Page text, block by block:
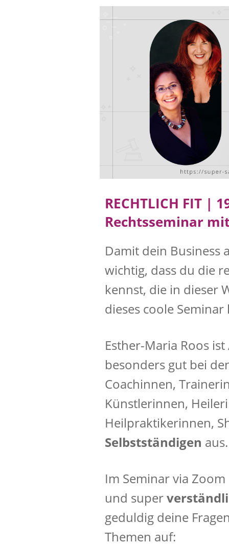
RECHTLICH FIT |
Rechtsseminar
Damit dein Business
wichtig, dass du die
kennst, die in dieser
dieses coole
Esther-Maria Roos
besonders gut bei
Coachinnen,
Künstlerinnen,
Heilpraktikerinnen,
Selbstständigen
Im Seminar via
und super
geduldig deine
Themen auf: